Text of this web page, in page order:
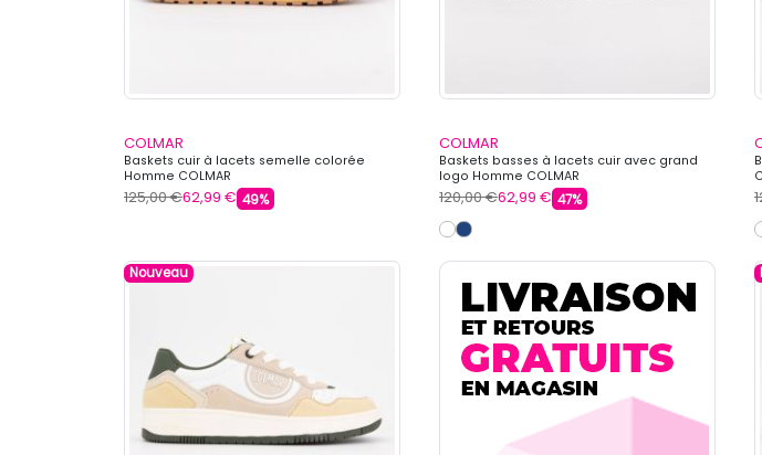
COLMAR
Baskets cuir à lacets semelle colorée
Homme COLMAR
125,00 €62,99 € 49%
COLMAR
Baskets basses à lacets cuir avec grand
logo Homme COLMAR
120,00 €62,99 € 47%
Nouveau